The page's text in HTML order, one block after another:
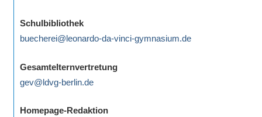
Schulbibliothek
buecherei@leonardo-da-vinci-gymnasium.de
Gesamtelternvertretung
gev@ldvg-berlin.de
Homepage-Redaktion